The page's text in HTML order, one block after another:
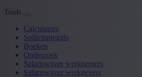
Tools
Calculators
Sollicitatiegids
Boeken
Onderzoek
Salariswijzer werknemers
Salariswijzer werkgevers